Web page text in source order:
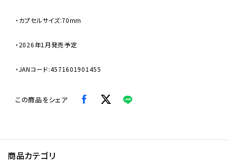
・カプセルサイズ:70mm
・2026年1月発売予定
・JANコード:4571601901455
この商品をシェア
商品カテゴリ